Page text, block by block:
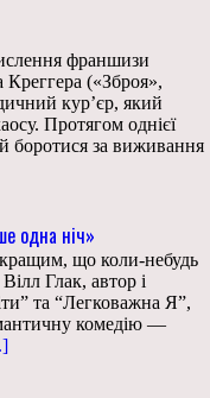
франшизи
Креггера («Зброя»,
кур’єр, який
Протягом однієї
боротися за виживання
одна ніч»
що коли-небудь
Глак, автор і
та “Легковажна Я”,
комедію —